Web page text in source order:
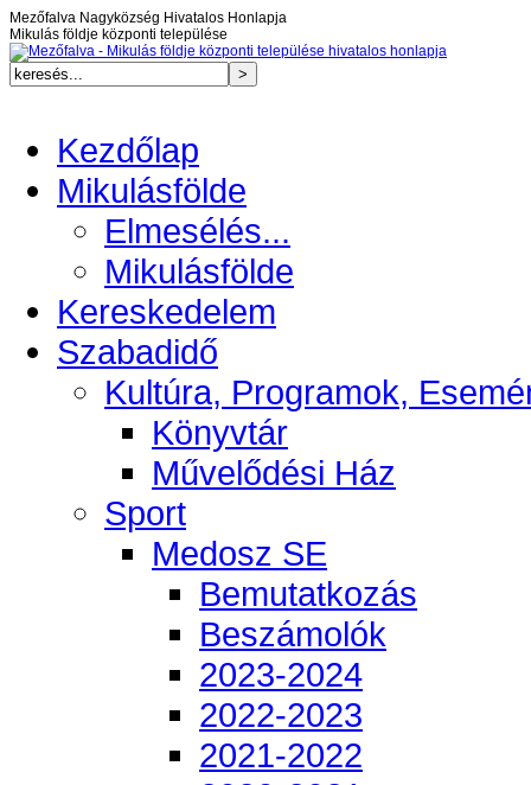
Mezőfalva Nagyközség Hivatalos Honlapja
Mikulás földje központi települése
Kezdőlap
Mikulásfölde
Elmesélés...
Mikulásfölde
Kereskedelem
Szabadidő
Kultúra, Programok,
Könyvtár
Művelődési Ház
Sport
Medosz SE
Bemutatkozás
Beszámolók
2023-2024
2022-2023
2021-2022